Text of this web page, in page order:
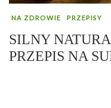
NA ZDROWIE PRZEPISY
SILNY
PRZEPIS NA